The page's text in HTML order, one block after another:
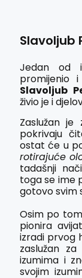
Slavoljub
Jedan od
promijenio
Slavoljub
živio je i
Zaslužan je
pokrivaju
ostat će u
rotirajuće
tadašnji
toga se ime
gotovo svim
Osim po
pionira
izradi prvog
zaslužan
izumima i
svojim